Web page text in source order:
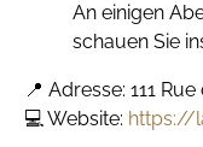
An einigen
schauen Sie
📍 Adresse: 111
💻 Website: https://